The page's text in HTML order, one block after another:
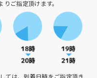
ご指定頂けます。